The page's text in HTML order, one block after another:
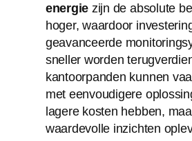
energie zijn de absolute
hoger, waardoor
geavanceerde
sneller worden
kantoorpanden kunnen
met eenvoudigere
lagere kosten hebben,
waardevolle inzichten